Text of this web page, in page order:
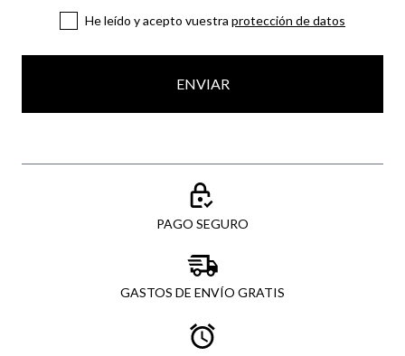
He leído y acepto vuestra protección de datos
ENVIAR
PAGO SEGURO
GASTOS DE ENVÍO GRATIS